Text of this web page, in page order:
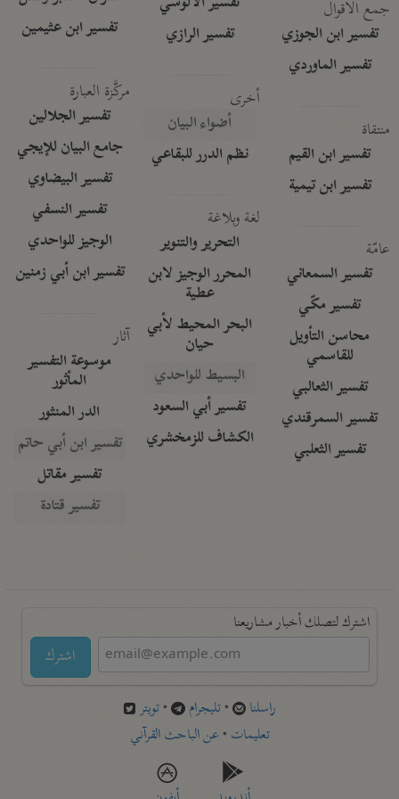
جمع الأقوال
تفسير ابن الجوزي
تفسير الماوردي
منتقاة
تفسير ابن القيم
تفسير ابن تيمية
عامّة
تفسير السمعاني
تفسير مكّي
محاسن التأويل
للقاسمي
تفسير الثعالبي
تفسير السمرقندي
تفسير الثعلبي
تفسير الرازي
أخرى
أضواء البيان
نظم الدرر للبقاعي
لغة وبلاغة
التحرير والتنوير
المحرر الوجيز لابن
عطية
البحر المحيط لأبي
حيان
البسيط للواحدي
تفسير أبي السعود
الكشاف للزمخشري
تفسير ابن عثيمين
مركَّزة العبارة
تفسير الجلالين
جامع البيان للإيجي
تفسير البيضاوي
تفسير النسفي
الوجيز للواحدي
تفسير ابن أبي زمنين
آثار
موسوعة التفسير
المأثور
الدر المنثور
تفسير ابن أبي حاتم
تفسير مقاتل
تفسير قتادة
اشترك لتصلك أخبار مشاريعنا
اشترك
راسلنا •تليجرام •تويتر
تعليمات •عن الباحث القرآني